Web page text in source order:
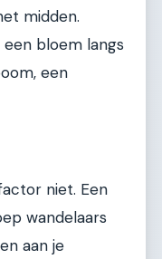
midden.
bloem langs
een
niet. Een
wandelaars
aan je